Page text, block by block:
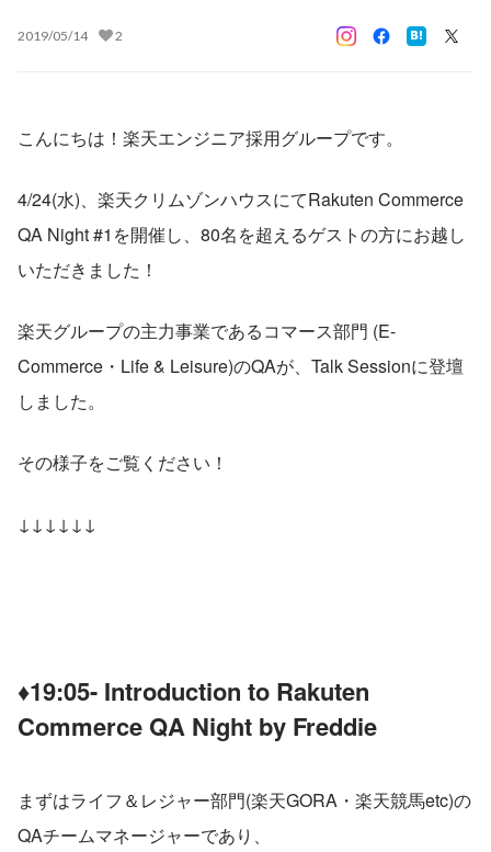
2019/05/14 2
こんにちは！楽天エンジニア採用グループです。
4/24(水)、楽天クリムゾンハウスにてRakuten Commerce
QA Night #1を開催し、80名を超えるゲストの方にお越し
いただきました！
楽天グループの主力事業であるコマース部門 (E-
Commerce・Life & Leisure)のQAが、Talk Sessionに登壇
しました。
その様子をご覧ください！
↓↓↓↓↓↓
♦19:05- Introduction to Rakuten
Commerce QA Night by Freddie
まずはライフ＆レジャー部門(楽天GORA・楽天競馬etc)の
QAチームマネージャーであり、